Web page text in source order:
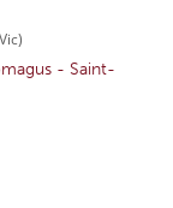
- Saint-